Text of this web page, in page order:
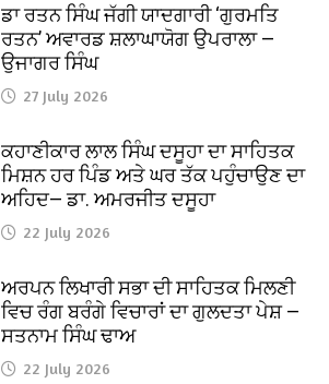
ਡਾ ਰਤਨ ਸਿੰਘ ਜੱਗੀ ਯਾਦਗਾਰੀ ‘ਗੁਰਮਤਿ
ਰਤਨ’ ਅਵਾਰਡ ਸ਼ਲਾਘਾਯੋਗ ਉਪਰਾਲਾ —
ਉਜਾਗਰ ਸਿੰਘ
27 July 2026
ਕਹਾਣੀਕਾਰ ਲਾਲ ਸਿੰਘ ਦਸੂਹਾ ਦਾ ਸਾਹਿਤਕ
ਮਿਸ਼ਨ ਹਰ ਪਿੰਡ ਅਤੇ ਘਰ ਤੱਕ ਪਹੁੰਚਾਉਣ ਦਾ
ਅਹਿਦ— ਡਾ. ਅਮਰਜੀਤ ਦਸੂਹਾ
22 July 2026
ਅਰਪਨ ਲਿਖਾਰੀ ਸਭਾ ਦੀ ਸਾਹਿਤਕ ਮਿਲਣੀ
ਵਿਚ ਰੰਗ ਬਰੰਗੇ ਵਿਚਾਰਾਂ ਦਾ ਗੁਲਦਤਾ ਪੇਸ਼ —
ਸਤਨਾਮ ਸਿੰਘ ਢਾਅ
22 July 2026